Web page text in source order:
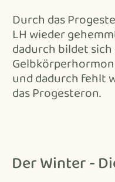
Durch das
LH wieder
dadurch bildet sich
und dadurch fehlt
das Progesteron.
Der Winter -